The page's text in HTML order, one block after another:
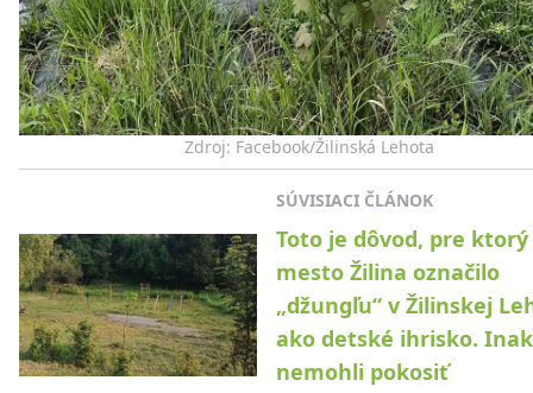
Zdroj: Facebook/Žilinská Lehota
SÚVISIACI ČLÁNOK
Toto je dôvod, pre ktorý
mesto Žilina označilo
„džungľu“ v Žilinskej
ako detské ihrisko.
nemohli pokosiť